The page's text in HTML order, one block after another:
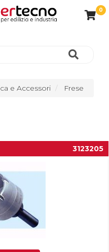
0
e Accessori Frese
3123205